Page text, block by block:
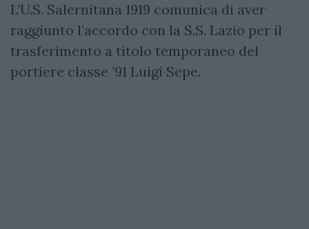
L’U.S. Salernitana 1919 comunica di aver
raggiunto l’accordo con la S.S. Lazio per il
trasferimento a titolo temporaneo del
portiere classe ’91 Luigi Sepe.